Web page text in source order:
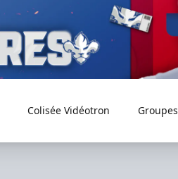
Colisée Vidéotron Groupes